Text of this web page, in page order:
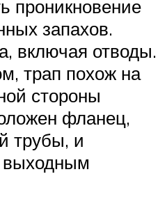
проникновение
запахов.
включая отводы.
трап похож на
стороны
фланец,
трубы, и